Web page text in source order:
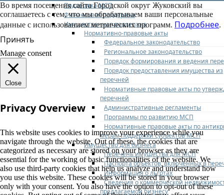
Поддержка МСП
Финансовая поддержка
Имущественная поддержка
Нормативно-правовые акты
Федеральное законодательство
Региональное законодательство
Порядок формирования и ведения
Порядок предоставления имущества из
перечней
Нормативные правовые акты по
перечней
Административные регламенты
Программы по развитию МСП
Нормативные правовые акты по
мерам поддержки субъектов МСП
Имущество для бизнеса
Перечень имущества для МСП
Паспорта объектов, включенных в
Информация о льготах
Сведения о коммерческой
предлагаемой бизнесу
Во время посещения сайта Городской округ Жуковский вы
соглашаетесь с тем, что мы обрабатываем ваши персональные
данные с использованием метрических программ. Подробнее.
Принять
Manage consent
Close
Privacy Overview
This website uses cookies to improve your experience while you
navigate through the website. Out of these, the cookies that are
categorized as necessary are stored on your browser as they are
essential for the working of basic functionalities of the website. We
also use third-party cookies that help us analyze and understand how
you use this website. These cookies will be stored in your browser
only with your consent. You also have the option to opt-out of these